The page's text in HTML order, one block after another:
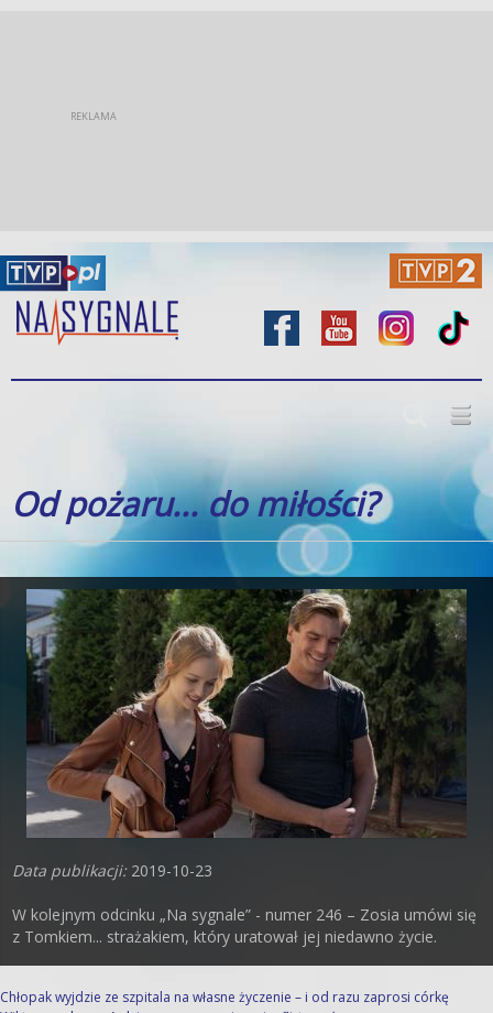
Od pożaru... do miłości?
Data publikacji: 2019-10-23
W kolejnym odcinku „Na sygnale” - numer 246 – Zosia umówi się
z Tomkiem... strażakiem, który uratował jej niedawno życie.
Chłopak wyjdzie ze szpitala na własne życzenie – i od razu zaprosi córkę